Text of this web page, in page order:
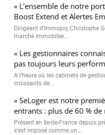
« L’ensemble de notre
Boost Extend et Alertes
Dirigeant d’Immojoy, Christophe
marché immobilier...
« Les gestionnaires
pas toujours leurs
A l’heure où les cabinets de
croissants de...
« SeLoger est notre
entrants : plus de 60 % de
Présent en Ile-de-France depuis
s’est imposé comme un...